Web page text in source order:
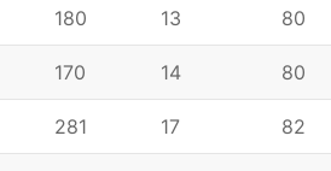
180 13 80
170 14 80
281 17 82